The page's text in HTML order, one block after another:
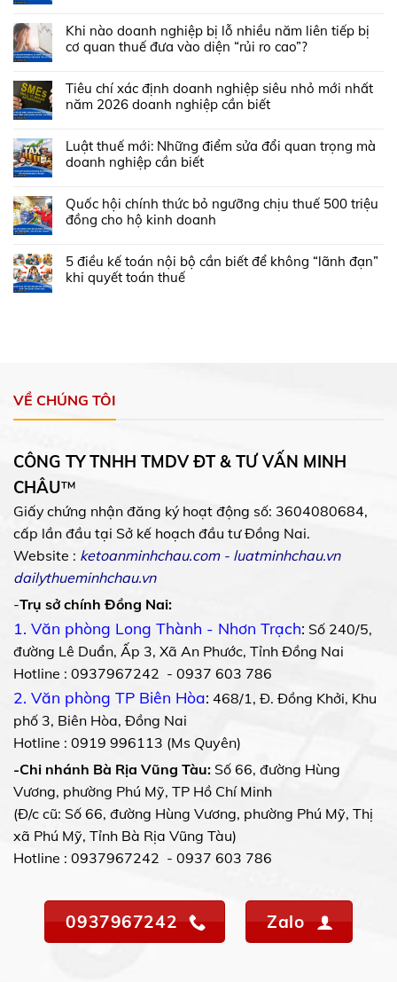
Khi nào doanh nghiệp bị lỗ nhiều năm liên tiếp bị
cơ quan thuế đưa vào diện “rủi ro cao”?
Tiêu chí xác định doanh nghiệp siêu nhỏ mới nhất
năm 2026 doanh nghiệp cần biết
Luật thuế mới: Những điểm sửa đổi quan trọng mà
doanh nghiệp cần biết
Quốc hội chính thức bỏ ngưỡng chịu thuế 500 triệu
đồng cho hộ kinh doanh
5 điều kế toán nội bộ cần biết để không “lãnh đạn”
khi quyết toán thuế
VỀ CHÚNG TÔI
CÔNG TY TNHH TMDV ĐT & TƯ VẤN MINH
CHÂU™
Giấy chứng nhận đăng ký hoạt động số: 3604080684,
cấp lần đầu tại Sở kế hoạch đầu tư Đồng Nai.
Website : ketoanminhchau.com- luatminhchau.vn
dailythueminhchau.vn
-Trụ sở chính Đồng Nai:
1. Văn phòng Long Thành - Nhơn Trạch: Số 240/5,
đường Lê Duẩn, Ấp 3, Xã An Phước, Tỉnh Đồng Nai
Hotline : 0937967242 - 0937 603 786
2. Văn phòng TP Biên Hòa: 468/1, Đ. Đồng Khởi, Khu
phố 3, Biên Hòa, Đồng Nai
Hotline : 0919 996113 (Ms Quyên)
-Chi nhánh Bà Rịa Vũng Tàu: Số 66, đường Hùng
Vương, phường Phú Mỹ, TP Hồ Chí Minh
(Đ/c cũ: Số 66, đường Hùng Vương, phường Phú Mỹ, Thị
xã Phú Mỹ, Tỉnh Bà Rịa Vũng Tàu)
Hotline : 0937967242 - 0937 603 786
0937967242 Zalo